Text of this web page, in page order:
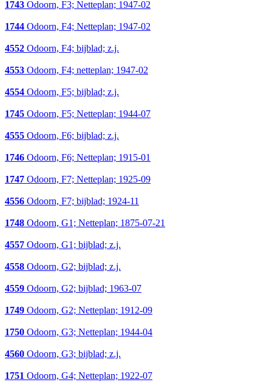
1743 Odoorn, F3; Netteplan; 1947-02
1744 Odoorn, F4; Netteplan; 1947-02
4552 Odoorn, F4; bijblad; z.j.
4553 Odoorn, F4; netteplan; 1947-02
4554 Odoorn, F5; bijblad; z.j.
1745 Odoorn, F5; Netteplan; 1944-07
4555 Odoorn, F6; bijblad; z.j.
1746 Odoorn, F6; Netteplan; 1915-01
1747 Odoorn, F7; Netteplan; 1925-09
4556 Odoorn, F7; bijblad; 1924-11
1748 Odoorn, G1; Netteplan; 1875-07-21
4557 Odoorn, G1; bijblad; z.j.
4558 Odoorn, G2; bijblad; z.j.
4559 Odoorn, G2; bijblad; 1963-07
1749 Odoorn, G2; Netteplan; 1912-09
1750 Odoorn, G3; Netteplan; 1944-04
4560 Odoorn, G3; bijblad; z.j.
1751 Odoorn, G4; Netteplan; 1922-07